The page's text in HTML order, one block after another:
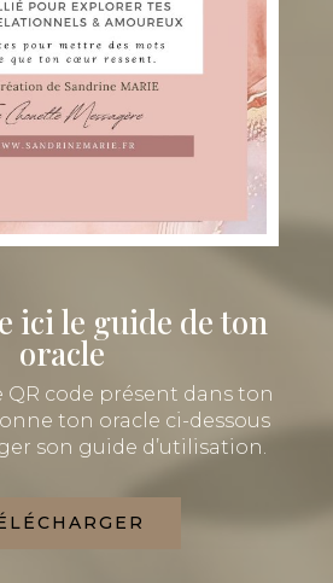
ici le guide de ton
oracle
QR code présent dans ton
ton oracle ci-dessous
son guide d’utilisation.